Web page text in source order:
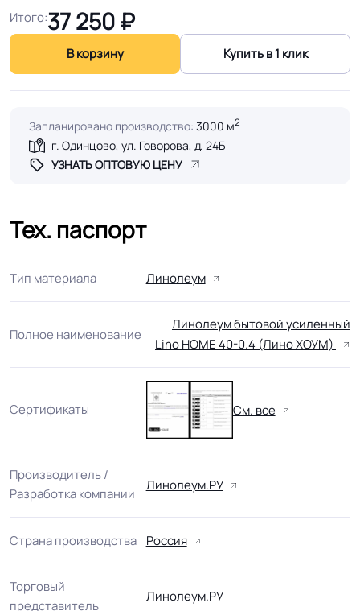
Итого:37 250 ₽
В корзину Купить в 1 клик
Запланировано производство: 3000 м2
г. Одинцово, ул. Говорова, д. 24Б
УЗНАТЬ ОПТОВУЮ ЦЕНУ
Тех. паспорт
Тип материала Линолеум
Полное наименование
Линолеум бытовой усиленный
Lino HOME 40-0.4 (Лино ХОУМ)
Сертификаты См. все
Производитель /
Разработка компании
Линолеум.РУ
Страна производства Россия
Торговый
представитель
Линолеум.РУ